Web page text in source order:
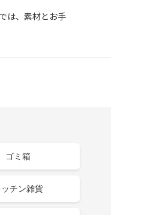
は、素材とお手
ゴミ箱
ッチン雑貨